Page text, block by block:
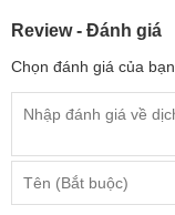
Review - Đánh giá
Chọn đánh giá của bạn